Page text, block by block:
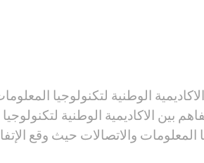
الاكاديمية الوطنية لتكنولوجيا
تفاهم بين الاكاديمية الوطنية
والاتصالات حيث وقع